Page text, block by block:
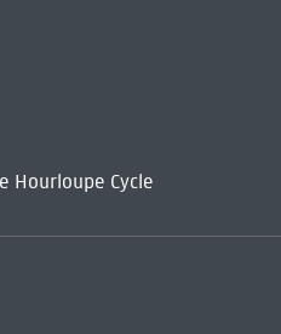
Hourloupe Cycle